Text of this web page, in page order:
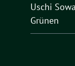
Uschi
Grünen